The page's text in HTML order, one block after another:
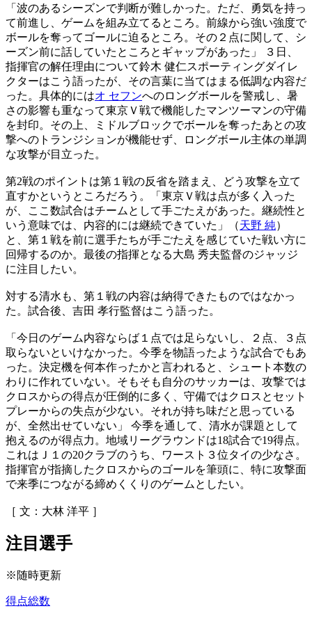
「波のあるシーズンで判断が難しかった。ただ、勇気を持っ
て前進し、ゲームを組み立てるところ。前線から強い強度で
ボールを奪ってゴールに迫るところ。その２点に関して、シ
ーズン前に話していたところとギャップがあった」 ３日、
指揮官の解任理由について鈴木 健仁スポーティングダイレ
クターはこう語ったが、その言葉に当てはまる低調な内容だ
った。具体的にはオ セフンへのロングボールを警戒し、暑
さの影響も重なって東京Ｖ戦で機能したマンツーマンの守備
を封印。その上、ミドルブロックでボールを奪ったあとの攻
撃へのトランジションが機能せず、ロングボール主体の単調
な攻撃が目立った。
第2戦のポイントは第１戦の反省を踏まえ、どう攻撃を立て
直すかというところだろう。「東京Ｖ戦は点が多く入った
が、ここ数試合はチームとして手ごたえがあった。継続性と
いう意味では、内容的には継続できていた」（天野 純）
と、第１戦を前に選手たちが手ごたえを感じていた戦い方に
回帰するのか。最後の指揮となる大島 秀夫監督のジャッジ
に注目したい。
対する清水も、第１戦の内容は納得できたものではなかっ
た。試合後、吉田 孝行監督はこう語った。
「今日のゲーム内容ならば１点では足らないし、２点、３点
取らないといけなかった。今季を物語ったような試合でもあ
った。決定機を何本作ったかと言われると、シュート本数の
わりに作れていない。そもそも自分のサッカーは、攻撃では
クロスからの得点が圧倒的に多く、守備ではクロスとセット
プレーからの失点が少ない。それが持ち味だと思っている
が、全然出せていない」 今季を通して、清水が課題として
抱えるのが得点力。地域リーグラウンドは18試合で19得点。
これはＪ１の20クラブのうち、ワースト３位タイの少なさ。
指揮官が指摘したクロスからのゴールを筆頭に、特に攻撃面
で来季につながる締めくくりのゲームとしたい。
［ 文：大林 洋平 ］
注目選手
※随時更新
得点総数